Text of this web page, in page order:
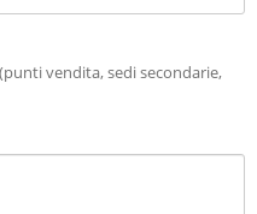
vendita, sedi secondarie,